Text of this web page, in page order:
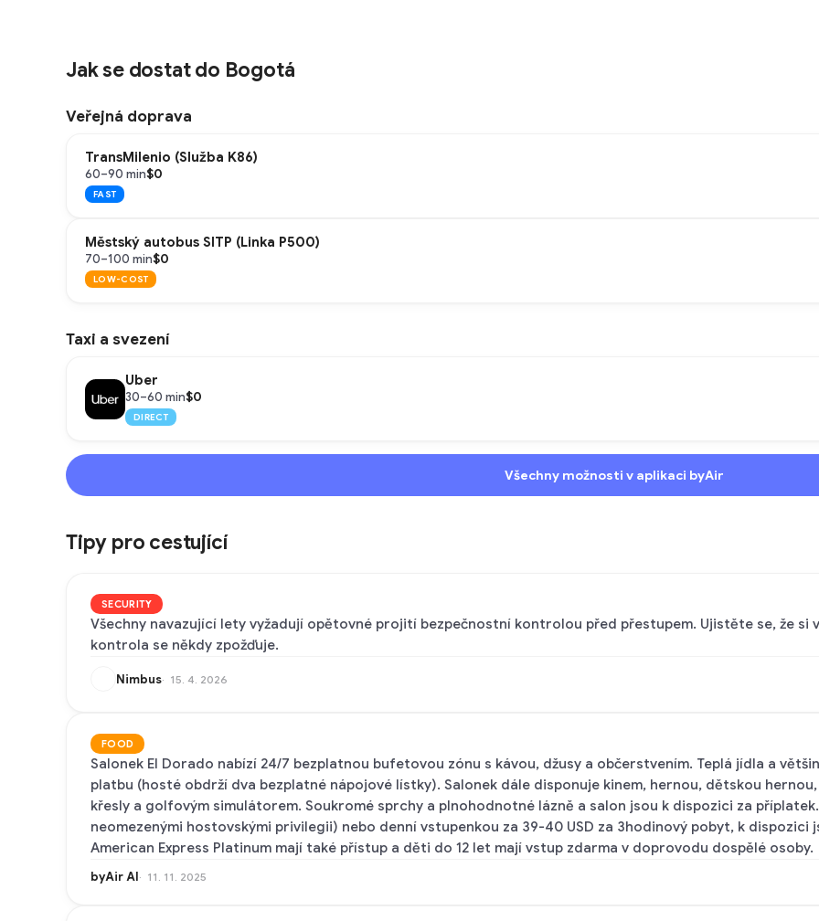
Jak se dostat do Bogotá
Veřejná doprava
TransMilenio (Služba K86)
60–90 min$0
FAST
Městský autobus SITP (Linka P500)
70–100 min$0
LOW-COST
Taxi a svezení
Uber
30–60 min$0
DIRECT
Všechny možnosti v aplikaci byAir
Tipy pro cestující
SECURITY
Všechny navazující lety vyžadují opětovné projití bezpečnostní kontrolou před přestupem. Ujistěte se, že
kontrola se někdy zpožďuje.
Nimbus 15. 4. 2026
FOOD
Salonek El Dorado nabízí 24/7 bezplatnou bufetovou zónu s kávou, džusy a občerstvením. Teplá jídla a
platbu (hosté obdrží dva bezplatné nápojové lístky). Salonek dále disponuje kinem, hernou, dětskou
křesly a golfovým simulátorem. Soukromé sprchy a plnohodnotné lázně a salon jsou k dispozici za
neomezenými hostovskými privilegii) nebo denní vstupenkou za 39-40 USD za 3hodinový pobyt, k
American Express Platinum mají také přístup a děti do 12 let mají vstup zdarma v doprovodu dospělé osoby.
byAir AI 11. 11. 2025